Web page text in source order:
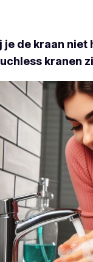
de kraan
kranen